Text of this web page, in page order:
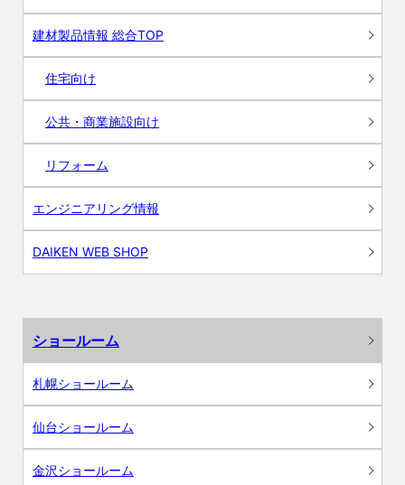
建材製品情報 総合TOP
住宅向け
公共・商業施設向け
リフォーム
エンジニアリング情報
DAIKEN WEB SHOP
ショールーム
札幌ショールーム
仙台ショールーム
金沢ショールーム